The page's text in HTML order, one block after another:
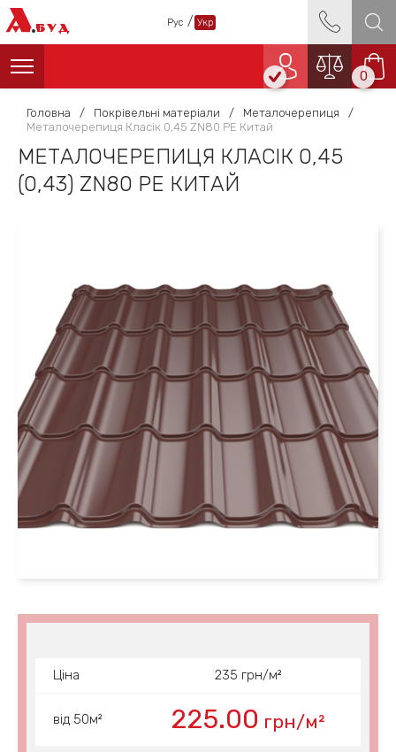
АБУД Рус / Укр
0
Головна / Покрівельні матеріали / Металочерепиця
/
Металочерепиця Класік 0,45 ZN80 PE Китай
МЕТАЛОЧЕРЕПИЦЯ КЛАСІК 0,45
(0,43) ZN80 PE КИТАЙ
Ціна 235 грн/м²
від 50м² 225.00 грн/м²